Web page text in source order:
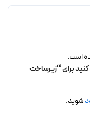
است.
برای “زیرساخت
شوید.